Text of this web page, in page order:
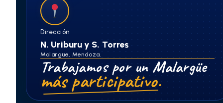
Dirección
N. Uriburu y S. Torres
Malargüe, Mendoza.
Trabajamos por un Malargüe
más participativo.